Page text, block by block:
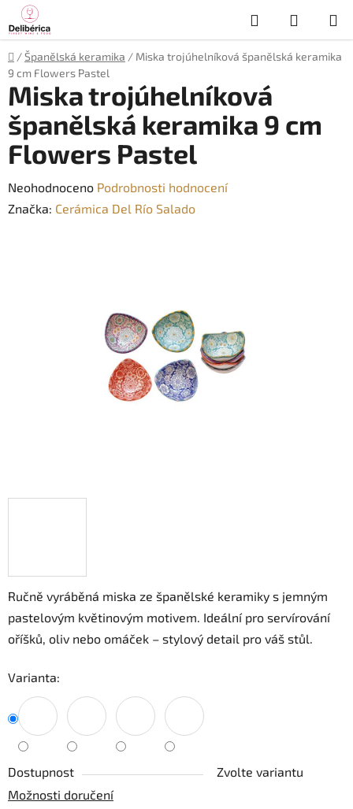
Přejít
na
obsah
Hledat
KOŠÍK
Domů
/Španělská keramika / Miska trojúhelníková španělská keramika
9 cm Flowers Pastel
Ručně vyráběná miska ze španělské keramiky s jemným
pastelovým květinovým motivem. Ideální pro servírování
oříšků, oliv nebo omáček – stylový detail pro váš stůl.
Varianta:
Dostupnost
Zvolte variantu
Možnosti doručení
Miska trojúhelníková
španělská keramika 9 cm
Flowers Pastel
Průměrné
hodnocení
Neohodnoceno Podrobnosti hodnocení
Značka: Cerámica Del Río Salado